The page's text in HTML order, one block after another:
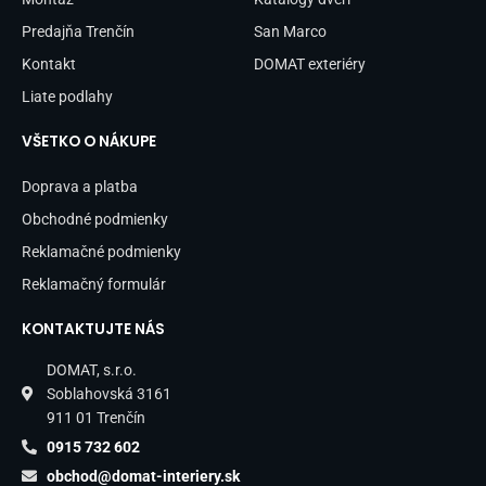
Predajňa Trenčín
Kontakt
Liate podlahy
San Marco
DOMAT exteriéry
VŠETKO O NÁKUPE
Doprava a platba
Obchodné podmienky
Reklamačné podmienky
Reklamačný formulár
KONTAKTUJTE NÁS
DOMAT, s.r.o.
Soblahovská 3161
911 01 Trenčín
0915 732 602
obchod@domat-interiery.sk